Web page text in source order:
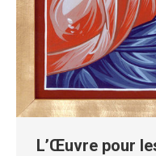
L’Œuvre pour